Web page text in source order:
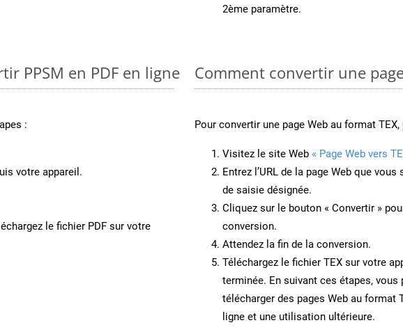
2ème paramètre.
PPSM en PDF en ligne
:
votre appareil.
le fichier PDF sur votre
Comment convertir une
Pour convertir une page Web au format
Visitez le site Web « Page Web vers
Entrez l’URL de la page Web que
de saisie désignée.
Cliquez sur le bouton « Convertir »
conversion.
Attendez la fin de la conversion.
Téléchargez le fichier TEX sur votre
terminée. En suivant ces étapes,
télécharger des pages Web au format
ligne et une utilisation ultérieure.